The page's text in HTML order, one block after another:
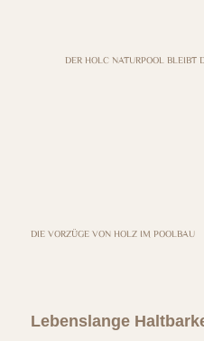
DER HOLC NATURPOOL BLEIBT
DIE VORZÜGE VON HOLZ IM POOLBAU
Lebenslange